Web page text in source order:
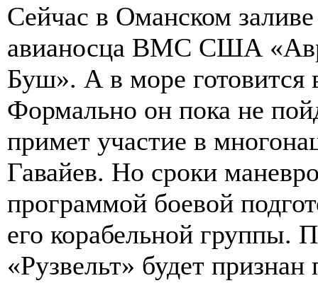
Сейчас в Оманском
авианосца ВМС США
Буш». А в море готовится
Формально он пока не
примет участие в
Гавайев. Но сроки
программой боевой
его корабельной группы.
«Рузвельт» будет